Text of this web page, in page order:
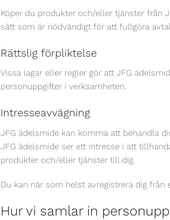
Köper du produkter och/eller tjänster från
sätt som är nödvändigt för att fullgöra
Rättslig förpliktelse
Vissa lagar eller regler gör att JFG
personuppgifter i verksamheten.
Intresseavvägning
JFG ädelsmide kan komma att behandla
JFG ädelsmide ser ett intresse i att
produkter och/eller tjänster till dig.
Du kan när som helst avregistrera dig
Hur vi samlar in